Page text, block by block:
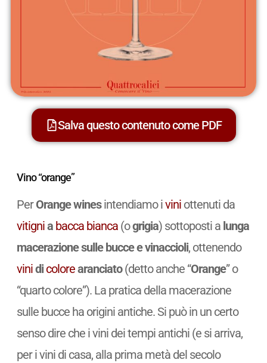
Salva questo contenuto come PDF
Vino “orange”
PerOrange winesintendiamo iviniottenuti da
vitignia bacca bianca(ogrigia) sottoposti a lunga
macerazione sulle bucce e vinaccioli, ottenendo
vinidicolorearanciato(detto anche “Orange” o
“quarto colore”). La pratica della macerazione
sulle bucce ha origini antiche. Si può in un certo
senso dire che i vini dei tempi antichi (e si arriva,
per i vini di casa, alla prima metà del secolo